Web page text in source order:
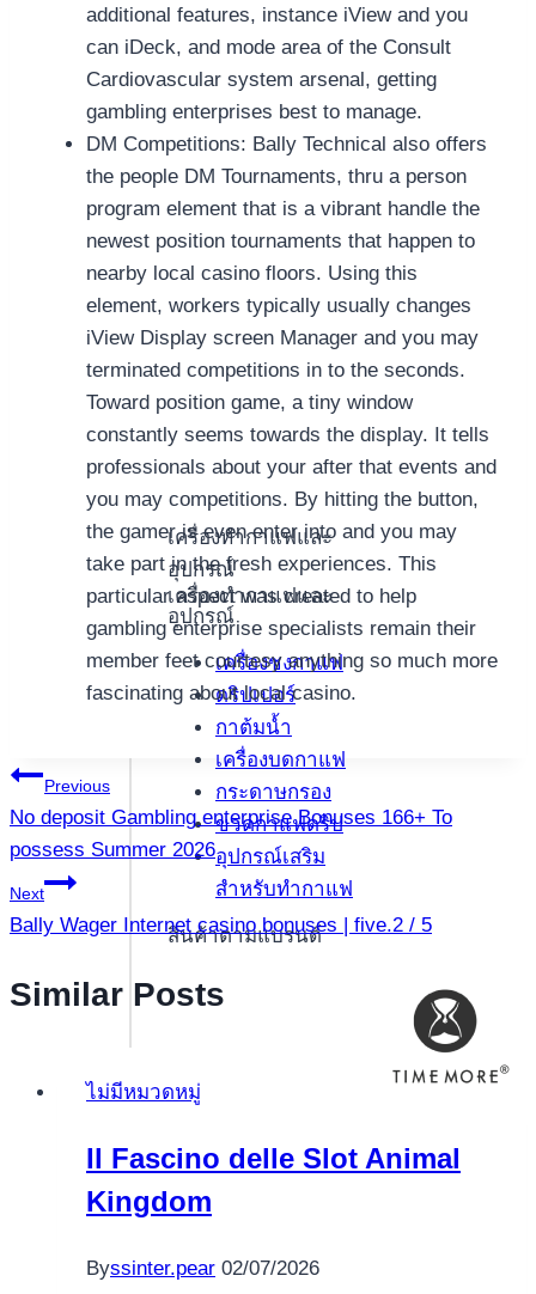
เครื่องทำกาแฟและ
อุปกรณ์
เครื่องทำกาแฟและ
อุปกรณ์
เครื่องชงกาแฟ
ดริปเปอร์
กาต้มน้ำ
เครื่องบดกาแฟ
กระดาษกรอง
ขวดกาแฟดริป
อุปกรณ์เสริม
สำหรับทำกาแฟ
สินค้าตามแบรนด์
additional features, instance iView and you
can iDeck, and mode area of the Consult
Cardiovascular system arsenal, getting
gambling enterprises best to manage.
DM Competitions: Bally Technical also offers
the people DM Tournaments, thru a person
program element that is a vibrant handle the
newest position tournaments that happen to
nearby local casino floors. Using this
element, workers typically usually changes
iView Display screen Manager and you may
terminated competitions in to the seconds.
Toward position game, a tiny window
constantly seems towards the display. It tells
professionals about your after that events and
you may competitions. By hitting the button,
the gamer is even enter into and you may
take part in the fresh experiences. This
particular aspect was created to help
gambling enterprise specialists remain their
member feet courtesy anything so much more
fascinating about local casino.
แนะแนว
เรื่อง
Previous
No deposit Gambling enterprise Bonuses 166+ To
possess Summer 2026
Next
Bally Wager Internet casino bonuses | five.2 / 5
Similar Posts
ไม่มีหมวดหมู่
Il Fascino delle Slot Animal
Kingdom
Byssinter.pear 02/07/2026